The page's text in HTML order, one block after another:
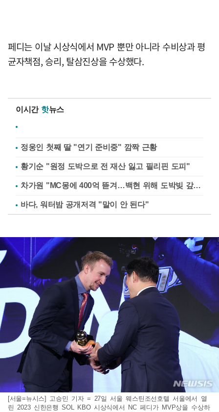
페디는 이날 시상식에서 MVP 뿐만 아니라 수비상과 평
균자책점, 승리, 탈삼진상을 수상했다.
이시간 핫뉴스
정웅인 첫째 딸 "연기 준비중" 깜짝 근황
황기순 "원정 도박으로 전 재산 잃고 필리핀 도피"
차가원 "MC몽에 400억 뜯겨…백현 위해 도박빚 갚아줘"
바다, 워터밤 공개저격 "말이 안 된다"
[서울=뉴시스] 고승민 기자 = 27일 서울 웨스틴조선호텔 서울에서 열
린 2023 신한은행 SOL KBO 시상식에서 NC 페디가 MVP상을 수상하